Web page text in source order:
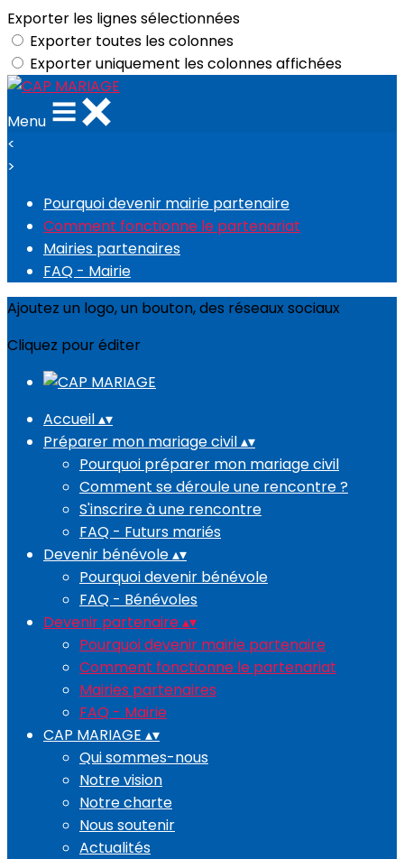
Exporter les lignes sélectionnées
Exporter toutes les colonnes
Exporter uniquement les colonnes affichées
Menu
<
>
Pourquoi devenir mairie partenaire
Comment fonctionne le partenariat
Mairies partenaires
FAQ - Mairie
Ajoutez un logo, un bouton, des réseaux sociaux
Cliquez pour éditer
Accueil▴▾
Préparer mon mariage civil▴▾
Pourquoi préparer mon mariage civil
Comment se déroule une rencontre ?
S'inscrire à une rencontre
FAQ - Futurs mariés
Devenir bénévole▴▾
Pourquoi devenir bénévole
FAQ - Bénévoles
Devenir partenaire▴▾
Pourquoi devenir mairie partenaire
Comment fonctionne le partenariat
Mairies partenaires
FAQ - Mairie
CAP MARIAGE ▴▾
Qui sommes-nous
Notre vision
Notre charte
Nous soutenir
Actualités